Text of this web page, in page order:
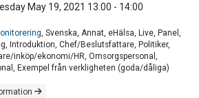
May 19, 2021 13:00 - 14:00
, Svenska, Annat, eHälsa, Live, Panel,
Introduktion, Chef/Beslutsfattare, Politiker,
inköp/ekonomi/HR, Omsorgspersonal,
Exempel från verkligheten (goda/dåliga)